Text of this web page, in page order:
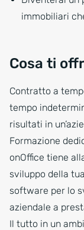
immobiliari
Cosa ti
Contratto a
tempo
risultati in
Formazione
onOffice tiene
sviluppo della
software per lo
aziendale a
Il tutto in un